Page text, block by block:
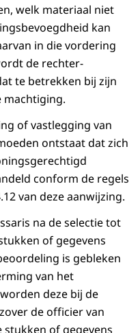
welk materiaal niet
kan
in die vordering
de rechter-
te betrekken bij zijn
machtiging.
of vastlegging van
ontstaat dat zich
conform de regels
van deze aanwijzing.
na de selectie tot
of gegevens
is gebleken
van het
deze bij de
de officier van
stukken of gegevens